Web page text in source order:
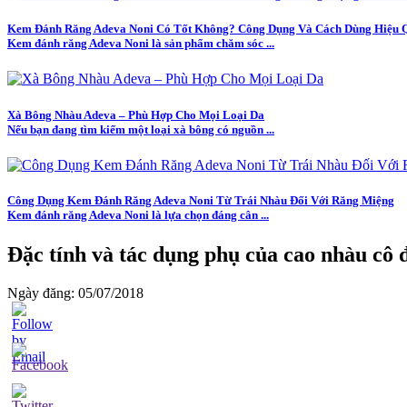
Kem Đánh Răng Adeva Noni Có Tốt Không? Công Dụng Và Cách Dùng Hiệu
Kem đánh răng Adeva Noni là sản phẩm chăm sóc ...
Xà Bông Nhàu Adeva – Phù Hợp Cho Mọi Loại Da
Nếu bạn đang tìm kiếm một loại xà bông có nguồn ...
Công Dụng Kem Đánh Răng Adeva Noni Từ Trái Nhàu Đối Với Răng Miệng
Kem đánh răng Adeva Noni là lựa chọn đáng cân ...
Đặc tính và tác dụng phụ của cao nhàu cô
Ngày đăng: 05/07/2018